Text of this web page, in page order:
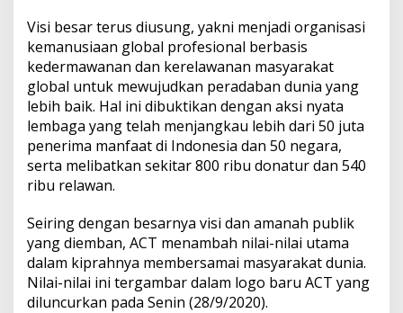
Visi besar terus diusung, yakni menjadi organisasi
kemanusiaan global profesional berbasis
kedermawanan dan kerelawanan masyarakat
global untuk mewujudkan peradaban dunia yang
lebih baik. Hal ini dibuktikan dengan aksi nyata
lembaga yang telah menjangkau lebih dari 50 juta
penerima manfaat di Indonesia dan 50 negara,
serta melibatkan sekitar 800 ribu donatur dan 540
ribu relawan.
Seiring dengan besarnya visi dan amanah publik
yang diemban, ACT menambah nilai-nilai utama
dalam kiprahnya membersamai masyarakat dunia.
Nilai-nilai ini tergambar dalam logo baru ACT yang
diluncurkan pada Senin (28/9/2020).